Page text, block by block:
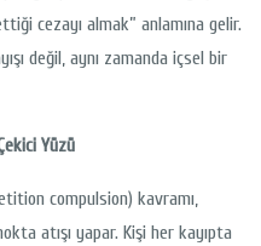
cezayı almak” anlamına gelir.
değil, aynı zamanda içsel bir
Yüzü
compulsion) kavramı,
atışı yapar. Kişi her kayıpta